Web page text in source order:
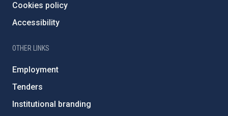
Cookies policy
Accessibility
OTHER LINKS
Employment
Tenders
Institutional branding